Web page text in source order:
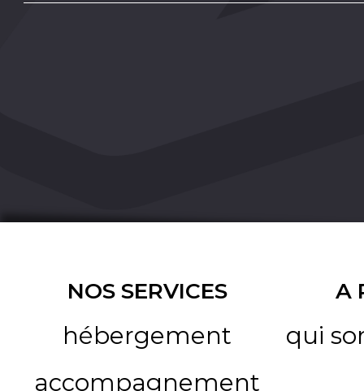
NOS SERVICES
hébergement
accompagnement
A
qui